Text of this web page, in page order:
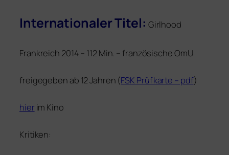
Internationaler Titel: Girlhood
Frankreich 2014 – 112 Min. – fran­zö­si­sche OmU
frei­ge­ge­ben ab 12 Jahren (FSK Prüfkarte – pdf)
hier im Kino
Kritiken: